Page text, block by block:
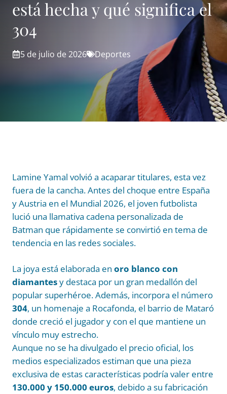
está hecha y qué significa el
304
5 de julio de 2026 Deportes
Lamine Yamal volvió a acaparar titulares, esta vez
fuera de la cancha. Antes del choque entre España
y Austria en el Mundial 2026, el joven futbolista
lució una llamativa cadena personalizada de
Batman que rápidamente se convirtió en tema de
tendencia en las redes sociales.
La joya está elaborada en oro blanco con
diamantesy destaca por un gran medallón del
popular superhéroe. Además, incorpora el número
304, un homenaje a Rocafonda, el barrio de Mataró
donde creció el jugador y con el que mantiene un
vínculo muy estrecho.
Aunque no se ha divulgado el precio oficial, los
medios especializados estiman que una pieza
exclusiva de estas características podría valer entre
130.000 y 150.000 euros, debido a su fabricación